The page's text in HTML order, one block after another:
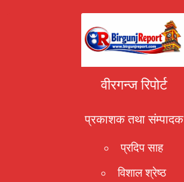
वीरगन्ज रिपोर्ट
प्रकाशक तथा संम्पादक
प्रदिप साह
विशाल श्रेष्ठ